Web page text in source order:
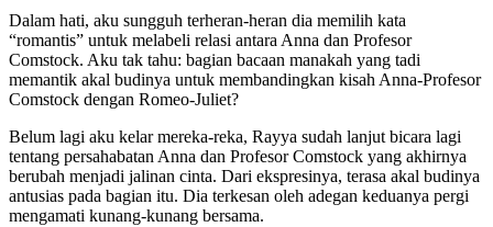
Dalam hati, aku sungguh terheran-heran dia memilih kata
“romantis” untuk melabeli relasi antara Anna dan Profesor
Comstock. Aku tak tahu: bagian bacaan manakah yang tadi
memantik akal budinya untuk membandingkan kisah Anna-Profesor
Comstock dengan Romeo-Juliet?
Belum lagi aku kelar mereka-reka, Rayya sudah lanjut bicara lagi
tentang persahabatan Anna dan Profesor Comstock yang akhirnya
berubah menjadi jalinan cinta. Dari ekspresinya, terasa akal budinya
antusias pada bagian itu. Dia terkesan oleh adegan keduanya pergi
mengamati kunang-kunang bersama.